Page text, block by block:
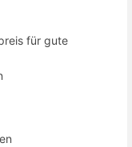
für gute